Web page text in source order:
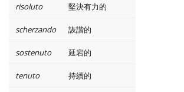
risoluto 堅決有力的
scherzando 詼諧的
sostenuto 延宕的
tenuto 持續的